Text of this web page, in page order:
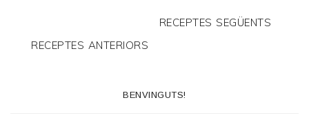
RECEPTES SEGÜENTS
RECEPTES ANTERIORS
BENVINGUTS!